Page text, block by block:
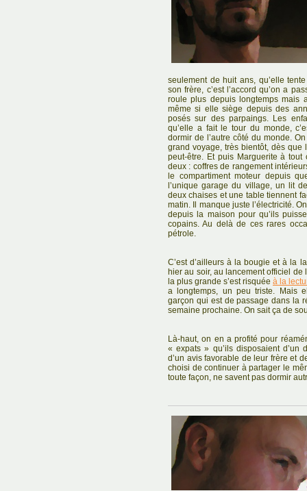
seulement de huit ans, qu’elle
son frère, c’est l’accord qu’on a
roule plus depuis longtemps mais
même si elle siège depuis des
posés sur des parpaings. Les
qu’elle a fait le tour du monde,
dormir de l’autre côté du monde.
grand voyage, très bientôt, dès
peut-être. Et puis Marguerite à
deux : coffres de rangement
le compartiment moteur depuis
l’unique garage du village, un lit
deux chaises et une table tiennent
matin. Il manque juste l’électricité.
depuis la maison pour qu’ils
copains. Au delà de ces rares
pétrole.
C’est d’ailleurs à la bougie et à la
hier au soir, au lancement officiel de
la plus grande s’est risquée à la
a longtemps, un peu triste. Mais
garçon qui est de passage dans la
semaine prochaine. On sait ça de
Là-haut, on en a profité pour
« expats » qu’ils disposaient d’un
d’un avis favorable de leur frère et
choisi de continuer à partager le
toute façon, ne savent pas dormir